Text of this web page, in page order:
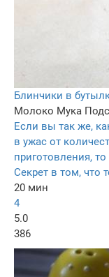
Блинчики в
Молоко Мука
Если вы так же,
в ужас от
приготовления,
Секрет в том, что
20 мин
4
5.0
386